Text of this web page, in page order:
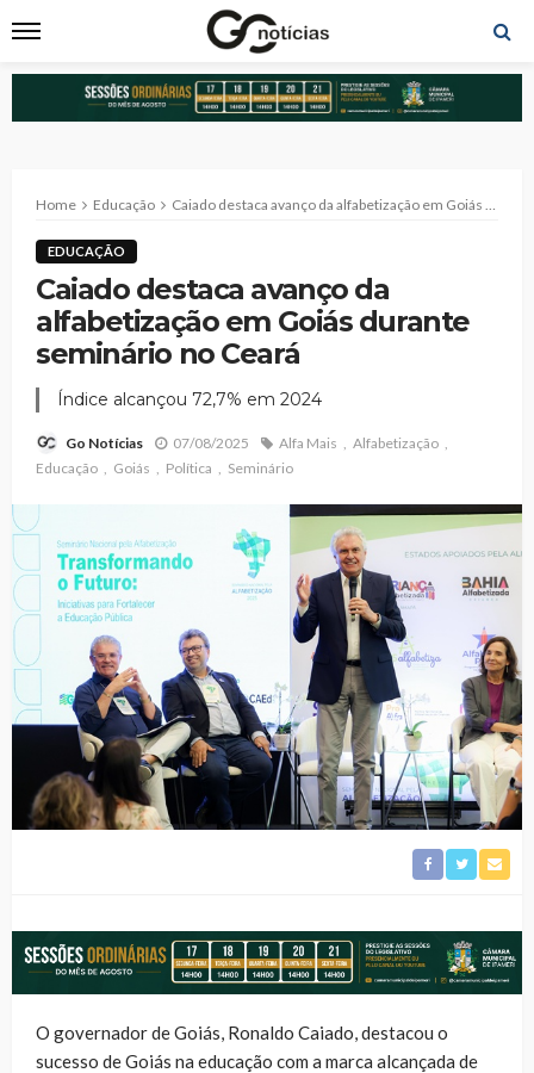
Home Educação Caiado destaca avanço da alfabetização em Goiás durante seminário no Ceará
EDUCAÇÃO
Caiado destaca avanço da
alfabetização em Goiás durante
seminário no Ceará
Índice alcançou 72,7% em 2024
Go Notícias 07/08/2025 Alfa Mais
Alfabetização
Educação
Goiás Política Seminário
O governador de Goiás, Ronaldo Caiado, destacou o
sucesso de Goiás na educação com a marca alcançada de